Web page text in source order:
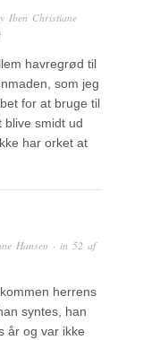
Iben Christiane
havregrød til
som jeg
for at bruge til
blive smidt ud
har orket at
Hansen · in 52 af
herrens
syntes, han
år og var ikke